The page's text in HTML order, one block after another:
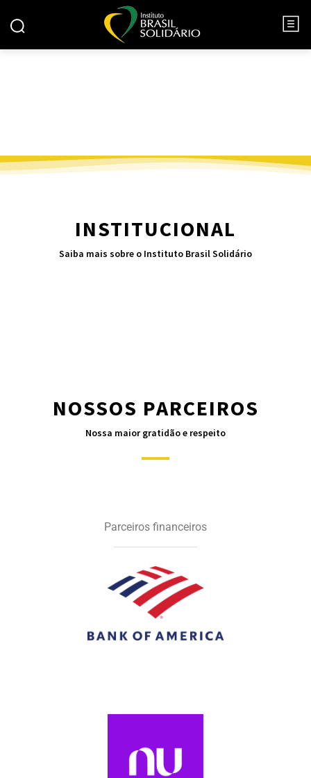
INSTITUCIONAL
Saiba mais sobre o Instituto Brasil Solidário
NOSSOS PARCEIROS
Nossa maior gratidão e respeito